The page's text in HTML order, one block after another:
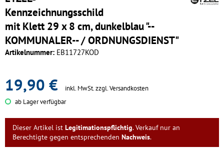
Kennzeichnungsschild
mit Klett 29 x 8 cm, dunkelblau "--
KOMMUNALER-- / ORDNUNGSDIENST"
Artikelnummer: EB11727KOD
19,90 € inkl. MwSt.zzgl. Versandkosten
ab Lager verfügbar
Dieser Artikel ist Legitimationspflichtig. Verkauf nur an
Berechtigte gegen entsprechenden Nachweis.